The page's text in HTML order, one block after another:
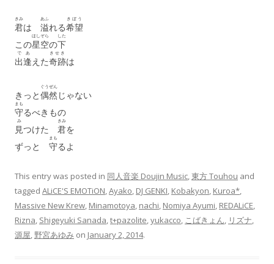
君
きみ
は 溢
あふ
れる希望
きぼう
この星空
ほしぞら
の下
した
出
で
逢
あ
えた奇跡
きせき
は
きっと偶然
ぐうぜん
じゃない
守
まも
るべきもの
見
み
つけた 君
きみ
を
ずっと 守
まも
るよ
This entry was posted in 同人音楽 Doujin Music,東方 Touhou and
tagged ALiCE'S EMOTiON,Ayako, DJ GENKI, Kobakyon, Kuroa*,
Massive New Krew, Minamotoya, nachi, Nomiya Ayumi, REDALiCE,
Rizna, Shigeyuki Sanada,t+pazolite,yukacco, こばきょん, リズナ,
源屋, 野宮あゆみ on January 2, 2014.